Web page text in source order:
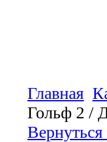
Главная
Гольф 2 /
Вернуться